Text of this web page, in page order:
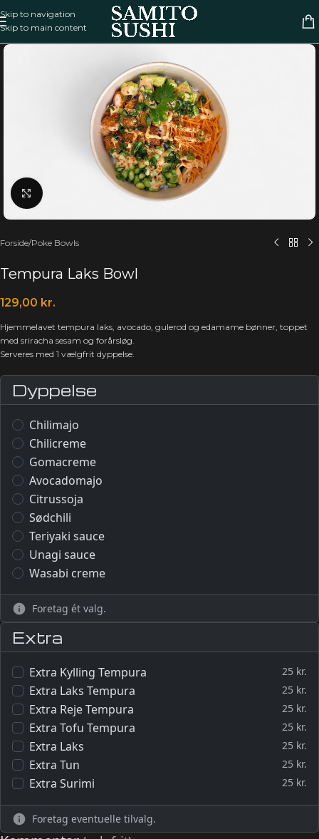
Skip to navigation
Skip to main content
Klik for at forstørre
Forside/Poke Bowls
Tempura Laks Bowl
129,00 kr.
Hjemmelavet tempura laks, avocado, gulerod og edamame bønner, toppet
med sriracha sesam og forårsløg.
Serveres med 1 vælgfrit dyppelse.